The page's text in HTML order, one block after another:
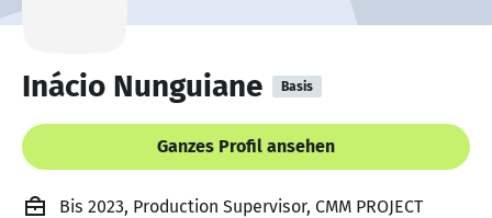
Inácio Nunguiane Basis
Ganzes Profil ansehen
Bis 2023, Production Supervisor, CMM PROJECT